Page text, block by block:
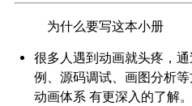
为什么要写这本小册
很多人遇到动画就头疼，
例、源码调试、画图分析
动画体系有更深入的了解。